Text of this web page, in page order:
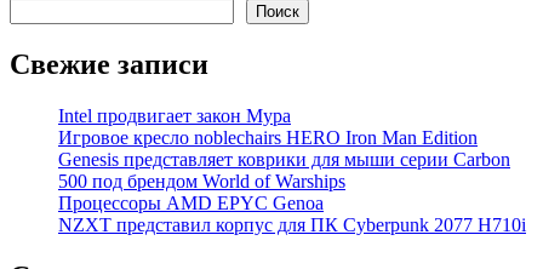
Поиск
Свежие записи
Intel продвигает закон Мура
Игровое кресло noblechairs HERO Iron Man Edition
Genesis представляет коврики для мыши серии Carbon
500 под брендом World of Warships
Процессоры AMD EPYC Genoa
NZXT представил корпус для ПК Cyberpunk 2077 H710i